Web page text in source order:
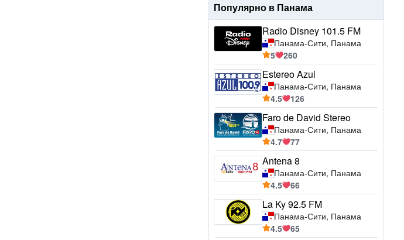
Популярно в Панама
Radio Disney 101.5 FM
Панама-Сити, Панама
5
260
Estereo Azul
Панама-Сити, Панама
4.5
126
Faro de David Stereo
Панама-Сити, Панама
4.7
77
Antena 8
Панама-Сити, Панама
4.5
66
La Ky 92.5 FM
Панама-Сити, Панама
4.5
65